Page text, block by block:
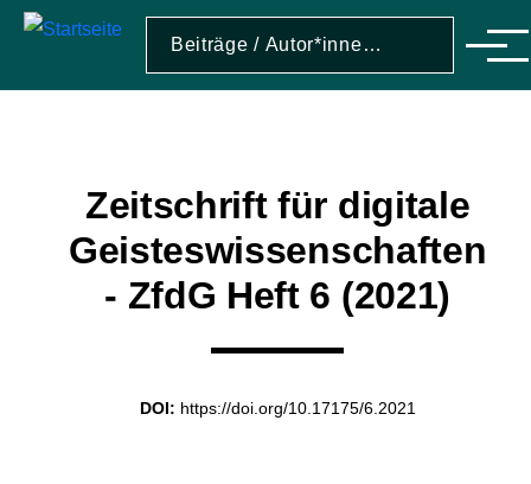
Direkt zum Inhalt
Menü
Zeitschrift für digitale
Geisteswissenschaften
- ZfdG Heft 6 (2021)
DOI: https://doi.org/10.17175/6.2021